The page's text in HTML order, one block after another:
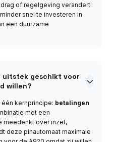
of regelgeving verandert.
snel te investeren in
een duurzame
uitstek geschikt voor
willen?

kernprincipe: betalingen
met een
meedenkt over inzet,
deze pinautomaat maximale